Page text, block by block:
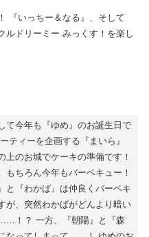
『いっちー＆なる』、そして
ルドリーミー みっくす！を楽し
て今年も『ゆめ』のお誕生日で
ティーを企画する『まいら』
上のお城でケーキの準備です！
もちろん今年もバーベキュー！
と『わかば』は仲良くバーベキ
が、突然わかばがどんより暗い
！？ 一方、『朝陽』と『森